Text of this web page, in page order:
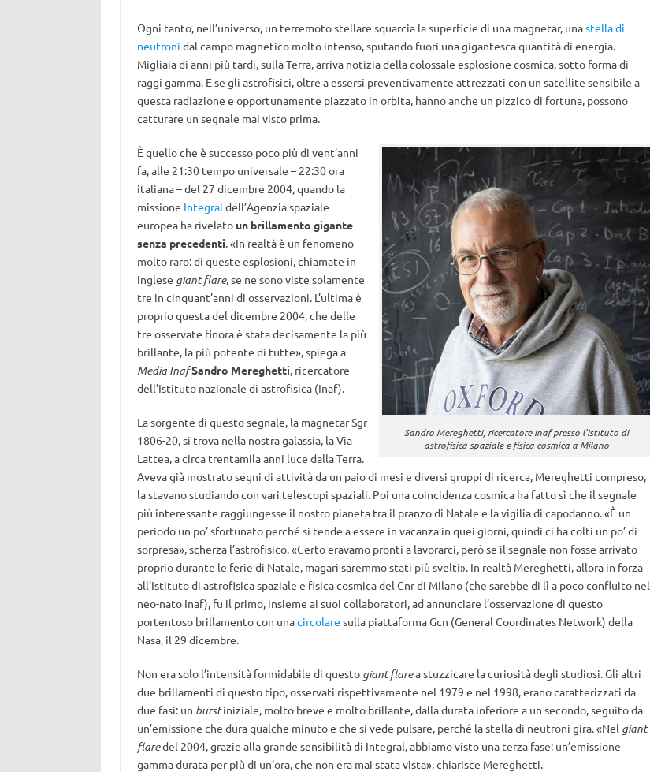
Ogni tanto, nell’universo, un terremoto stellare squarcia la superficie di una magnetar, unastella di
neutroni dal campo magnetico molto intenso, sputando fuori una gigantesca quantità di energia.
Migliaia di anni più tardi, sulla Terra, arriva notizia della colossale esplosione cosmica, sotto forma di
raggi gamma. E se gli astrofisici, oltre a essersi preventivamente attrezzati con un satellite sensibile a
questa radiazione e opportunamente piazzato in orbita, hanno anche un pizzico di fortuna, possono
catturare un segnale mai visto prima.
Sandro Mereghetti, ricercatore Inaf presso l’Istituto di
astrofisica spaziale e fisica cosmica a Milano
È quello che è successo poco più di vent’anni
fa, alle 21:30 tempo universale – 22:30 ora
italiana – del 27 dicembre 2004, quando la
missione Integral dell’Agenzia spaziale
europea ha rivelato un brillamento gigante
senza precedenti. «In realtà è un fenomeno
molto raro: di queste esplosioni, chiamate in
inglese giant flare, se ne sono viste solamente
tre in cinquant’anni di osservazioni. L’ultima è
proprio questa del dicembre 2004, che delle
tre osservate finora è stata decisamente la più
brillante, la più potente di tutte», spiega a
Media InafSandro Mereghetti, ricercatore
dell’Istituto nazionale di astrofisica (Inaf).
La sorgente di questo segnale, la magnetar Sgr
1806-20, si trova nella nostra galassia, la Via
Lattea, a circa trentamila anni luce dalla Terra.
Aveva già mostrato segni di attività da un paio di mesi e diversi gruppi di ricerca, Mereghetti compreso,
la stavano studiando con vari telescopi spaziali. Poi una coincidenza cosmica ha fatto sì che il segnale
più interessante raggiungesse il nostro pianeta tra il pranzo di Natale e la vigilia di capodanno. «È un
periodo un po’ sfortunato perché si tende a essere in vacanza in quei giorni, quindi ci ha colti un po’ di
sorpresa», scherza l’astrofisico. «Certo eravamo pronti a lavorarci, però se il segnale non fosse arrivato
proprio durante le ferie di Natale, magari saremmo stati più svelti». In realtà Mereghetti, allora in forza
all’Istituto di astrofisica spaziale e fisica cosmica del Cnr di Milano (che sarebbe di lì a poco confluito nel
neo-nato Inaf), fu il primo, insieme ai suoi collaboratori, ad annunciare l’osservazione di questo
portentoso brillamento con unacircolare sulla piattaforma Gcn (General Coordinates Network) della
Nasa, il 29 dicembre.
Non era solo l’intensità formidabile di questo giant flarea stuzzicare la curiosità degli studiosi. Gli altri
due brillamenti di questo tipo, osservati rispettivamente nel 1979 e nel 1998, erano caratterizzati da
due fasi: un burstiniziale, molto breve e molto brillante, dalla durata inferiore a un secondo, seguito da
un’emissione che dura qualche minuto e che si vede pulsare, perché la stella di neutroni gira. «Nel giant
flaredel 2004, grazie alla grande sensibilità di Integral, abbiamo visto una terza fase: un’emissione
gamma durata per più di un’ora, che non era mai stata vista», chiarisce Mereghetti.